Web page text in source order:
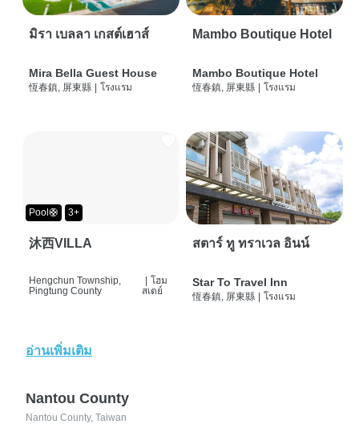
มิรา เบลลา เกสต์เฮาส์
Mira Bella Guest House
恆春鎮, 屏東縣 โรงแรม
Mambo Boutique Hotel
Mambo Boutique Hotel
恆春鎮, 屏東縣 โรงแรม
Pool🛟 3+
沐西VILLA
Hengchun Township,
Pingtung County
โฮม
สเตย์
สตาร์ ทู ทราเวล อินน์
Star To Travel Inn
恆春鎮, 屏東縣 โรงแรม
อ่านเพิ่มเติม
Nantou County
Nantou County, Taiwan